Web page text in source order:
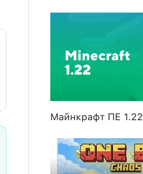
Майнкрафт ПЕ 1.22